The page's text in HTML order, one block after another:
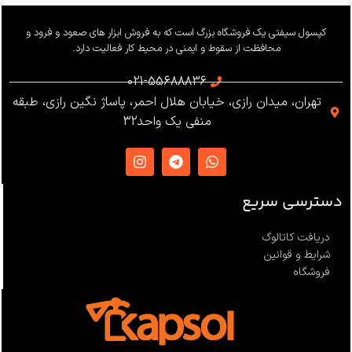
وزن 655 گرم
استاندارد
EN12841 ،EN341 ،ANSI Z359
،NFPA1983
ساخت
کپسول سیفتی یک فروشگاه بزرگ است که به فروش ابزار های صعود و فرود و
محافظت از سقوط و ایمنی در محیط کار فعالیت دارد.
021-55688836
تهران، میدان رازی، خیابان هلال احمر، پاساژ نگین رازی، طبقه
منفی یک واحد32
دسترسی سریع
دریافت کاتالوگ
شرایط و قوانین
فروشگاه